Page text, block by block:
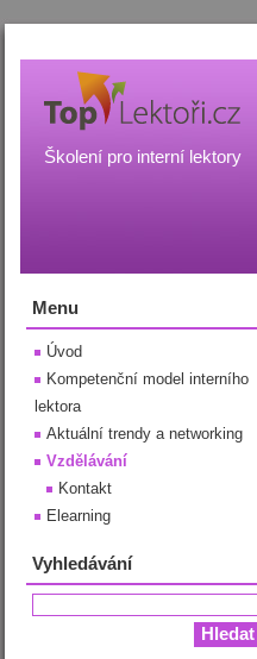
Školení pro interní lektory
Menu
Úvod
Kompetenční model interního
lektora
Aktuální trendy a networking
Vzdělávání
Kontakt
Elearning
Vyhledávání